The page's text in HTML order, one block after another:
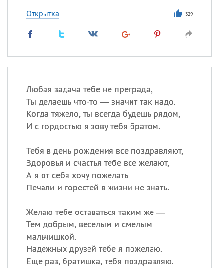
Открытка 329
Любая задача тебе не преграда,
Ты делаешь что-то — значит так надо.
Когда тяжело, ты всегда будешь рядом,
И с гордостью я зову тебя братом.
Тебя в день рождения все поздравляют,
Здоровья и счастья тебе все желают,
А я от себя хочу пожелать
Печали и горестей в жизни не знать.
Желаю тебе оставаться таким же —
Тем добрым, веселым и смелым
мальчишкой.
Надежных друзей тебе я пожелаю.
Еще раз, братишка, тебя поздравляю.